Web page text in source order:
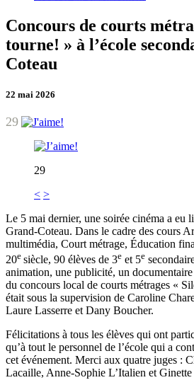
Concours de courts
tourne! » à l’école
Coteau
22 mai 2026
29
29
< >
Le 5 mai dernier, une soirée cinéma a eu
Grand-Coteau. Dans le cadre des cours
multimédia, Court métrage, Éducation
20e siècle, 90 élèves de 3e et 5e
animation, une publicité, un
du concours local de courts métrages «
était sous la supervision de Caroline
Laure Lasserre et Dany Boucher.
Félicitations à tous les élèves qui ont
qu’à tout le personnel de l’école qui a
cet événement. Merci aux quatre juges :
Lacaille, Anne-Sophie L’Italien et Ginette